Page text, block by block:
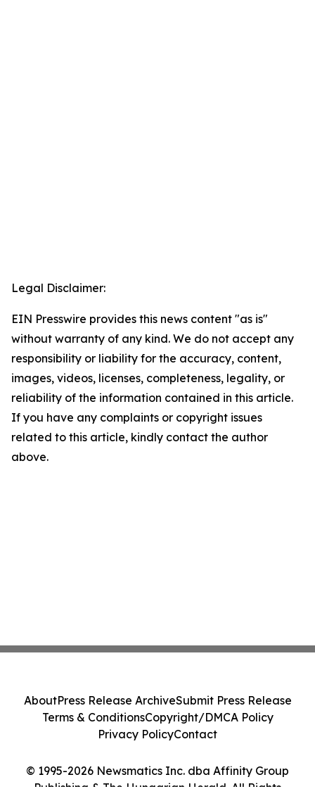
Legal Disclaimer:
EIN Presswire provides this news content "as is"
without warranty of any kind. We do not accept any
responsibility or liability for the accuracy, content,
images, videos, licenses, completeness, legality, or
reliability of the information contained in this article.
If you have any complaints or copyright issues
related to this article, kindly contact the author
above.
© 1995-2026 Newsmatics Inc. dba Affinity Group
AboutPress Release ArchiveSubmit Press Release
Terms & ConditionsCopyright/DMCA Policy
Privacy PolicyContact